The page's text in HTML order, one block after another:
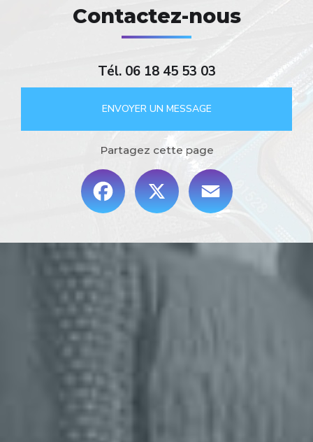
Contactez-nous
Tél. 06 18 45 53 03
ENVOYER UN MESSAGE
Partagez cette page
Facebook